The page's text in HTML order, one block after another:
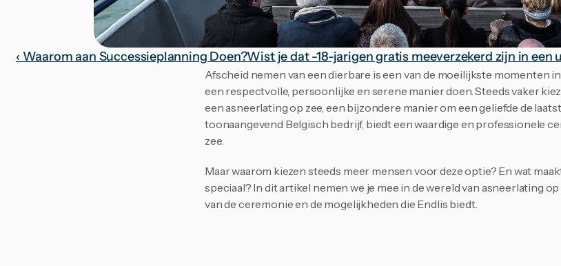
‹ Waarom aan Successieplanning Doen?Wist je dat -18-jarigen gratis meeverzekerd zijn in een
Afscheid nemen van een dierbare is een van de moeilijkste momenten
een respectvolle, persoonlijke en serene manier doen. Steeds vaker
een asneerlating op zee, een bijzondere manier om een geliefde de
toonaangevend Belgisch bedrijf, biedt een waardige en professionele
zee.
Maar waarom kiezen steeds meer mensen voor deze optie? En wat
speciaal? In dit artikel nemen we je mee in de wereld van asneerlating
van de ceremonie en de mogelijkheden die Endlis biedt.